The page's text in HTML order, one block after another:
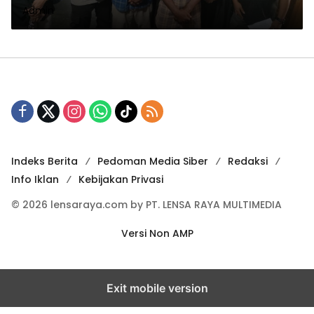
Kepada Perangkat Gampong
Admin
Indeks Berita Pedoman Media Siber
Redaksi
Info Iklan
Kebijakan Privasi
© 2026 lensaraya.com by PT. LENSA RAYA MULTIMEDIA
Versi Non AMP
Exit mobile version